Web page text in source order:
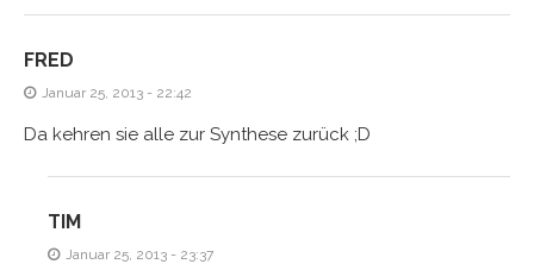
FRED
Januar 25, 2013 - 22:42
Da kehren sie alle zur Synthese zurück ;D
TIM
Januar 25, 2013 - 23:37